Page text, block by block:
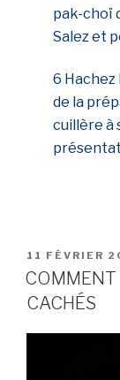
pak-choï
Salez et
6
de la
cuillère à
PUBLIÉ
LE
11 FÉVRIER
COMMENT
CACHÉS